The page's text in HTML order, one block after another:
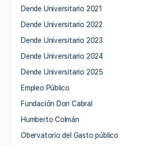
Dende Universitario 2021
Dende Universitario 2022
Dende Universitario 2023
Dende Universitario 2024
Dende Universitario 2025
Empleo Público
Fundación Don Cabral
Humberto Colmán
Obervatorio del Gasto público